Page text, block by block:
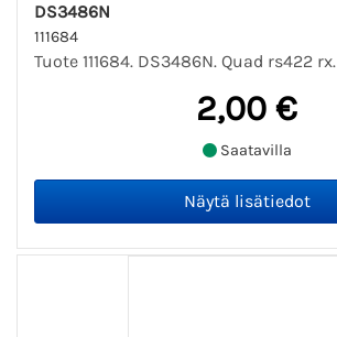
DS3486N
111684
Tuote 111684. DS3486N. Quad rs422 rx.
2,00 €
Saatavilla